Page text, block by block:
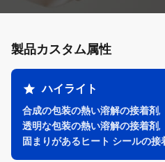
製品カスタム属性
ハイライト
合成の包装の熱い溶解の接着剤,
透明な包装の熱い溶解の接着剤,
固まりがあるヒート シールの接